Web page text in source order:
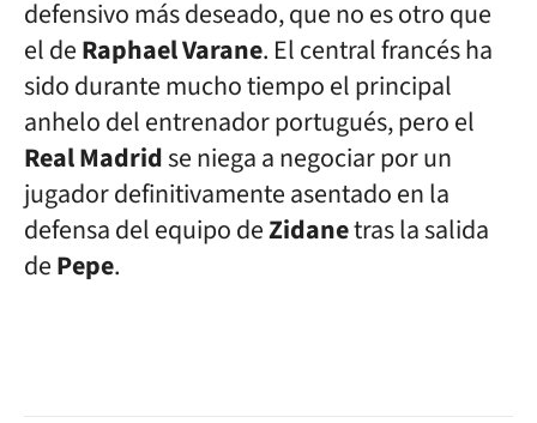
defensivo más deseado, que no es otro que
el deRaphael Varane. El central francés ha
sido durante mucho tiempo el principal
anhelo del entrenador portugués, pero el
Real Madridse niega a negociar por un
jugador definitivamente asentado en la
defensa del equipo deZidanetras la salida
dePepe.